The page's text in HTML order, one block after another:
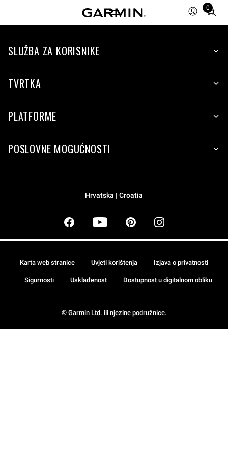
0
Total
items
cart:
SLUŽBA ZA KORISNIKE
TVRTKA
PLATFORME
POSLOVNE MOGUĆNOSTI
Hrvatska | Croatia
© Garmin Ltd. ili njezine podružnice.
Karta web stranice Uvjeti korištenja Izjava o privatnosti
Sigurnosti Usklađenost Dostupnost u digitalnom obliku